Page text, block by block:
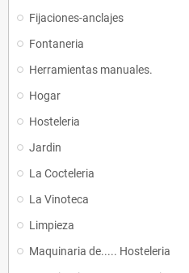
Fijaciones-anclajes
Fontaneria
Herramientas manuales.
Hogar
Hosteleria
Jardin
La Cocteleria
La Vinoteca
Limpieza
Maquinaria de..... Hosteleria